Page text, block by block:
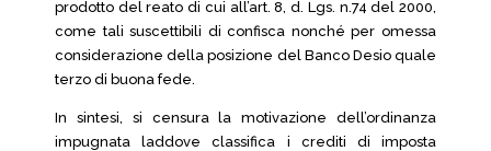
prodotto del reato di cui all’art. 8, d. Lgs. n.74 del 2000,
come tali suscettibili di confisca nonché per omessa
considerazione della posizione del Banco Desio quale
terzo di buona fede.
In sintesi, si censura la motivazione dell’ordinanza
impugnata laddove classifica i crediti di imposta